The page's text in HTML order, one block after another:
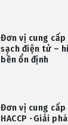
Đơn vị cung
sạch điện tử –
bền ổn định
Đơn vị cung
HACCP -Giải